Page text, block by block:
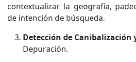
contextualizar la geografía,
de intención de búsqueda.
Detección de Canibalización
Depuración.